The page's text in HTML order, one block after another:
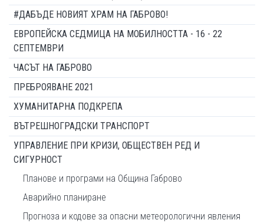
#ДАБЪДЕ НОВИЯТ ХРАМ НА ГАБРОВО!
ЕВРОПЕЙСКА СЕДМИЦА НА МОБИЛНОСТТА - 16 - 22
СЕПТЕМВРИ
ЧАСЪТ НА ГАБРОВО
ПРЕБРОЯВАНЕ 2021
ХУМАНИТАРНА ПОДКРЕПА
ВЪТРЕШНОГРАДСКИ ТРАНСПОРТ
УПРАВЛЕНИЕ ПРИ КРИЗИ, ОБЩЕСТВЕН РЕД И
СИГУРНОСТ
Планове и програми на Община Габрово
Аварийно планиране
Прогноза и кодове за опасни метеорологични явления